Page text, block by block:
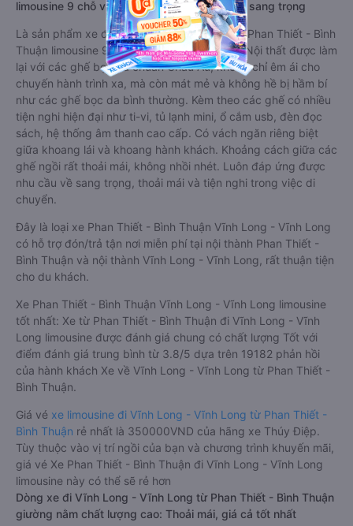
limousine 9 chỗ vip, chất lượng cao: Tiện lợi, sang trọng
Là sản phẩm xe đi Vĩnh Long - Vĩnh Long từ Phan Thiết - Bình
Thuận limousine 9 chỗ cải tiến từ xe 16 chỗ. Nội thất được làm
lại với các ghế bọc da chuẩn Châu Âu, không chỉ êm ái cho
chuyến hành trình xa, mà còn mát mẻ và không hề bị hầm bí
như các ghế bọc da bình thường. Kèm theo các ghế có nhiều
tiện nghi hiện đại như ti-vi, tủ lạnh mini, ổ cắm usb, đèn đọc
sách, hệ thống âm thanh cao cấp. Có vách ngăn riêng biệt
giữa khoang lái và khoang hành khách. Khoảng cách giữa các
ghế ngồi rất thoải mái, không nhồi nhét. Luôn đáp ứng được
nhu cầu về sang trọng, thoải mái và tiện nghi trong việc di
chuyển.
Đây là loại xe Phan Thiết - Bình Thuận Vĩnh Long - Vĩnh Long
có hỗ trợ đón/trả tận nơi miễn phí tại nội thành Phan Thiết -
Bình Thuận và nội thành Vĩnh Long - Vĩnh Long, rất thuận tiện
cho du khách.
Xe Phan Thiết - Bình Thuận Vĩnh Long - Vĩnh Long limousine
tốt nhất: Xe từ Phan Thiết - Bình Thuận đi Vĩnh Long - Vĩnh
Long limousine được đánh giá chung có chất lượng Tốt với
điểm đánh giá trung bình từ 3.8/5 dựa trên 19182 phản hồi
của hành khách Xe về Vĩnh Long - Vĩnh Long từ Phan Thiết -
Bình Thuận.
Giá vé xe limousine đi Vĩnh Long - Vĩnh Long từ Phan Thiết -
Bình Thuận rẻ nhất là 350000VND của hãng xe Thúy Điệp.
Tùy thuộc vào vị trí ngồi của bạn và chương trình khuyến mãi,
giá vé Xe Phan Thiết - Bình Thuận đi Vĩnh Long - Vĩnh Long
limousine này có thể sẽ rẻ hơn
Dòng xe đi Vĩnh Long - Vĩnh Long từ Phan Thiết - Bình Thuận
giường nằm chất lượng cao: Thoải mái, giá cả tốt nhất